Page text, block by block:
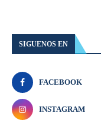
SIGUENOS EN
FACEBOOK
INSTAGRAM